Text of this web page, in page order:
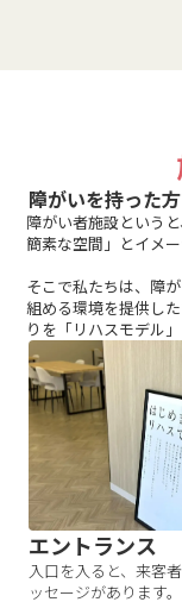
障がいを持った
障がい者施設という
簡素な空間」とイメ
そこで私たちは、障
組める環境を提供し
りを「リハスモデル
エントランス
入口を入ると、来客
ッセージがあります。